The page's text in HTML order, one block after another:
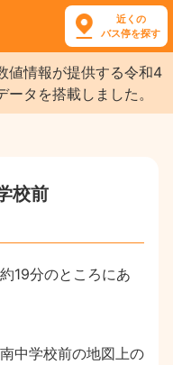
近くの
バス停を探す
値情報が提供する令和4
タを搭載しました。
校前
19分のところにあ
中学校前の地図上の